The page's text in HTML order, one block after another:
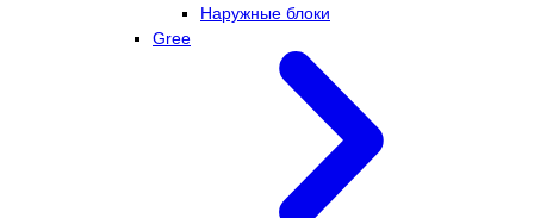
Наружные блоки
Gree